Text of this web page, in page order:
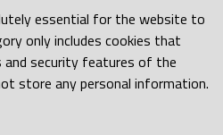
essential for the website to
only includes cookies that
and security features of the
store any personal information.